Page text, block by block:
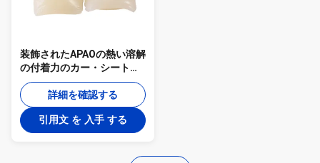
装飾されたAPAOの熱い溶解
の付着力のカー・シートの
固体ゼリーの接着剤APAO-
5021
詳細を確認する
引用文 を 入手 する